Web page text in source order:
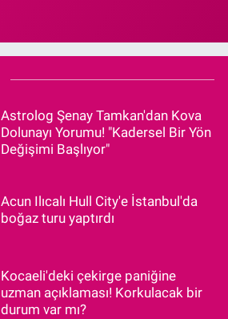
Astrolog Şenay Tamkan'dan Kova
Dolunayı Yorumu! "Kadersel Bir Yön
Değişimi Başlıyor"
Acun Ilıcalı Hull City'e İstanbul'da
boğaz turu yaptırdı
Kocaeli'deki çekirge paniğine
uzman açıklaması! Korkulacak bir
durum var mı?